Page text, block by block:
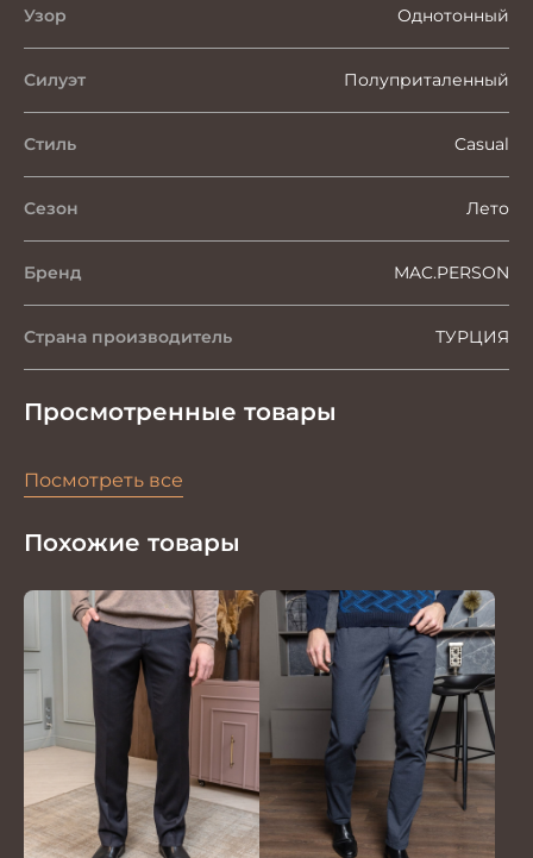
Узор Однотонный
Силуэт Полуприталенный
Стиль Casual
Сезон Лето
Бренд MAC.PERSON
Страна производитель ТУРЦИЯ
Просмотренные товары
Посмотреть все
Похожие товары